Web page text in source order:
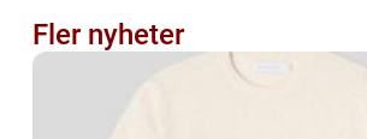
Fler nyheter